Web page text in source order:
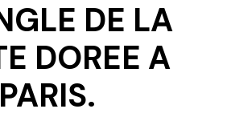
DE LA
DOREE A
PARIS.